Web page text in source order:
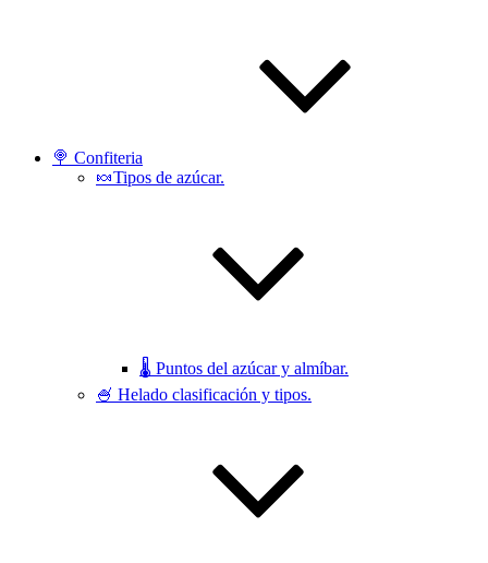
🍭 Confiteria
🍬Tipos de azúcar.
🌡 Puntos del azúcar y almíbar.
🍧 Helado clasificación y tipos.